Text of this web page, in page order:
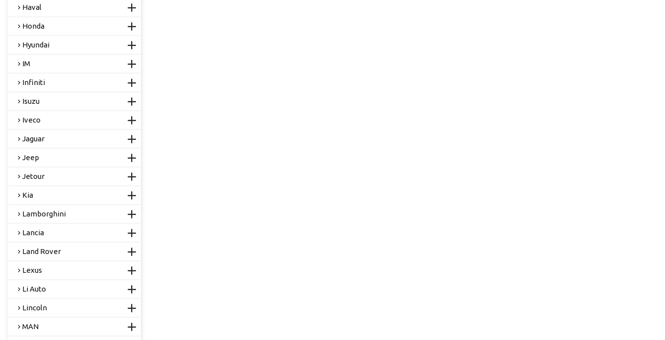
Haval
Honda
Hyundai
IM
Infiniti
Isuzu
Iveco
Jaguar
Jeep
Jetour
Kia
Lamborghini
Lancia
Land Rover
Lexus
Li Auto
Lincoln
MAN